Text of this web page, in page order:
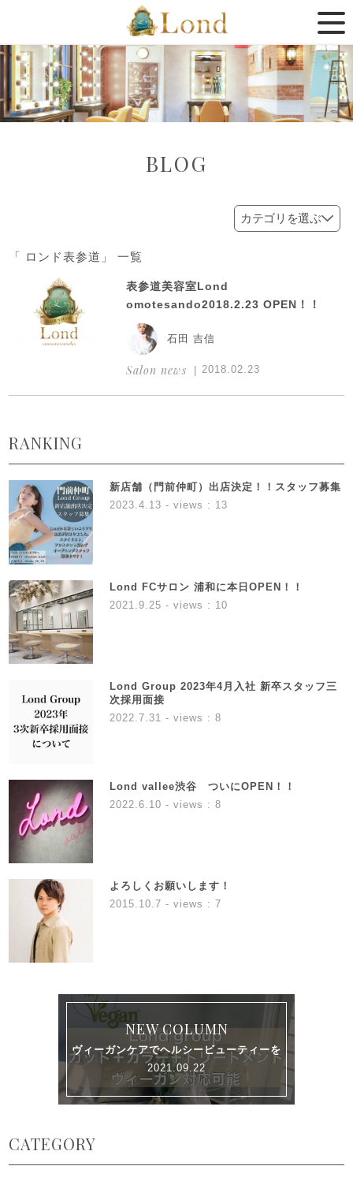
BLOG
「 ロンド表参道」 一覧
表参道美容室Lond
omotesando2018.2.23 OPEN！！
石田 吉信
Salon news 2018.02.23
RANKING
新店舗（門前仲町）出店決定！！スタッフ募集
2023.4.13 - views : 13
Lond FCサロン 浦和に本日OPEN！！
2021.9.25 - views : 10
Lond Group 2023年4月入社 新卒スタッフ三
次採用面接
2022.7.31 - views : 8
Lond vallee渋谷 ついにOPEN！！
2022.6.10 - views : 8
よろしくお願いします！
2015.10.7 - views : 7
NEW COLUMN
ヴィーガンケアでヘルシービューティーを
2021.09.22
CATEGORY